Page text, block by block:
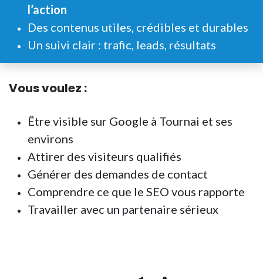
l’action
Des contenus utiles, crédibles et durables
Un suivi clair : trafic, leads, résultats
Vous voulez :
Être visible sur Google à Tournai et ses
environs
Attirer des visiteurs qualifiés
Générer des demandes de contact
Comprendre ce que le SEO vous rapporte
Travailler avec un partenaire sérieux